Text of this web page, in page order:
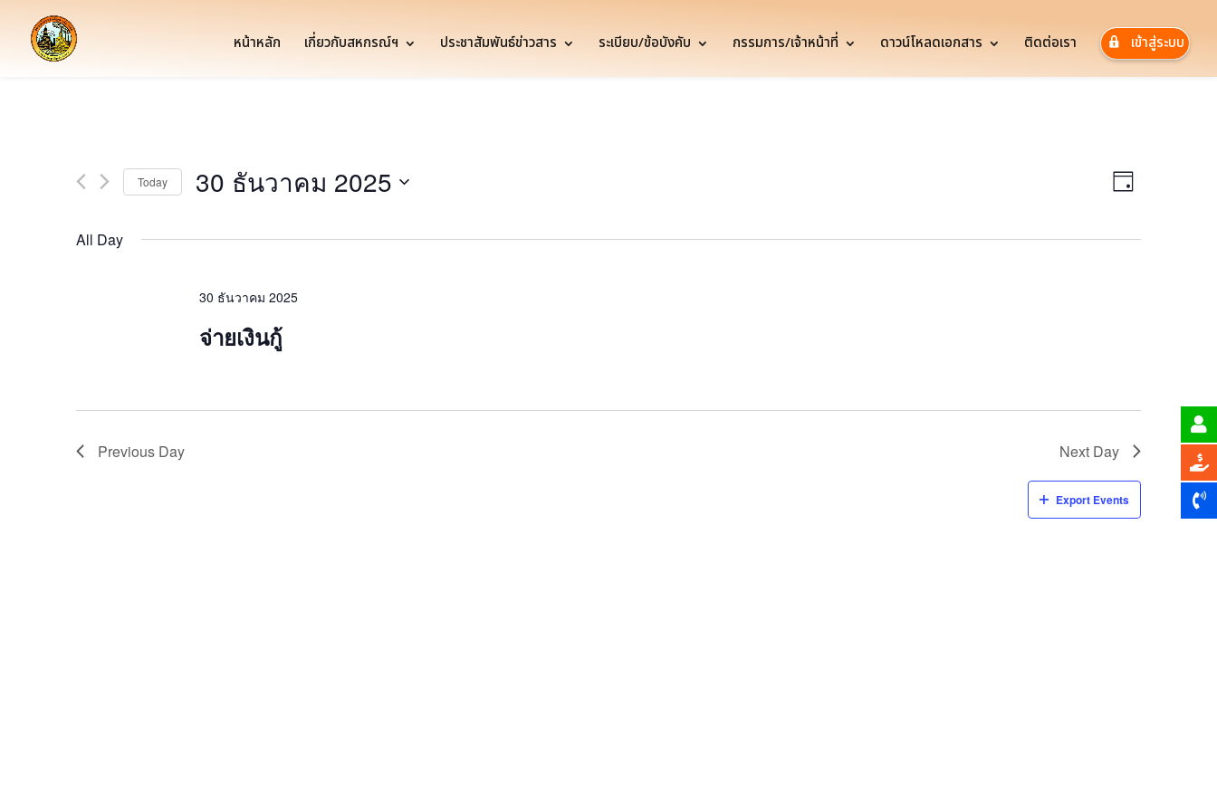
หน้าหลัก เกี่ยวกับสหกรณ์ฯ ประชาสัมพันธ์ข่าวสาร ระเบียบ/ข้อบังคับ กรรมการ/เจ้าหน้าที่ ดาวน์โหลดเอกสาร ติดต่อเรา เข้าสู่ระบบ
Views
Event
Views
Day
Today 30 ธันวาคม 2025
All Day
30 ธันวาคม 2025
จ่ายเงินกู้
Previous Day Next Day
Export Events